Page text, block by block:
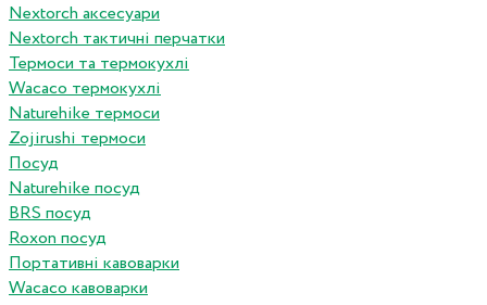
Nextorch аксесуари
Nextorch тактичні перчатки
Термоси та термокухлі
Wacaco термокухлі
Naturehike термоси
Zojirushi термоси
Посуд
Naturehike посуд
BRS посуд
Roxon посуд
Портативні кавоварки
Wacaco кавоварки